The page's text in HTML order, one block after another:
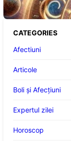
CATEGORIES
Afectiuni
Articole
Boli și Afecțiuni
Expertul zilei
Horoscop